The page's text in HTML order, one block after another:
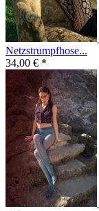
Netzstrumpfhose...
34,00 € *